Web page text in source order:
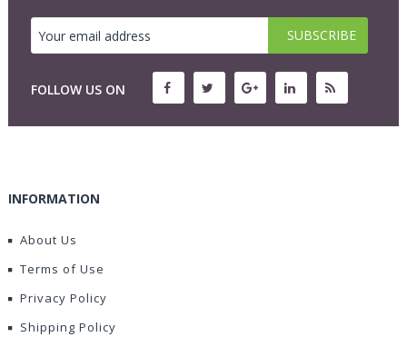
FOLLOW US ON
INFORMATION
About Us
Terms of Use
Privacy Policy
Shipping Policy